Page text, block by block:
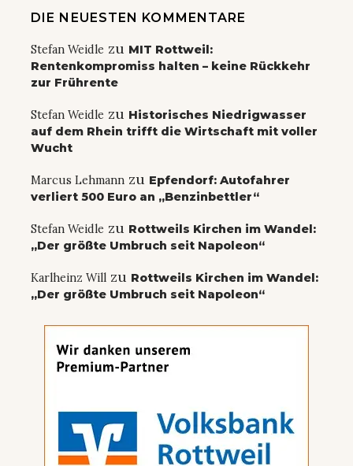
DIE NEUESTEN KOMMENTARE
Stefan Weidle zu MIT Rottweil:
Rentenkompromiss halten – keine Rückkehr
zur Frührente
Stefan Weidle zu Historisches Niedrigwasser
auf dem Rhein trifft die Wirtschaft mit voller
Wucht
Marcus Lehmann zu Epfendorf: Autofahrer
verliert 500 Euro an „Benzinbettler“
Stefan Weidle zu Rottweils Kirchen im Wandel:
„Der größte Umbruch seit Napoleon“
Karlheinz Will zu Rottweils Kirchen im Wandel:
„Der größte Umbruch seit Napoleon“